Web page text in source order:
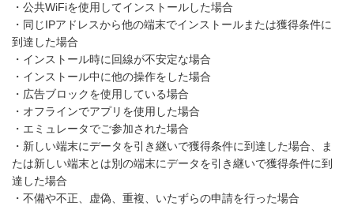
・公共WiFiを使用してインストールした場合
・同じIPアドレスから他の端末でインストールまたは獲得条件に
到達した場合
・インストール時に回線が不安定な場合
・インストール中に他の操作をした場合
・広告ブロックを使用している場合
・オフラインでアプリを使用した場合
・エミュレータでご参加された場合
・新しい端末にデータを引き継いで獲得条件に到達した場合、ま
たは新しい端末とは別の端末にデータを引き継いで獲得条件に到
達した場合
・不備や不正、虚偽、重複、いたずらの申請を行った場合